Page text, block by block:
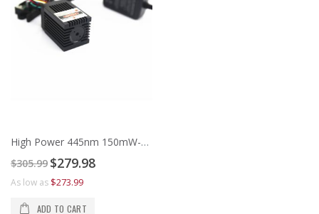
High Power 445nm 150mW-500mW Blue Laser Diode Module
$305.99 Special
Price
$279.98
As low as $273.99
ADD TO CART